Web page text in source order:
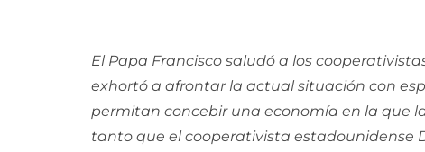
El Papa Francisco saludó a los
exhortó a afrontar la actual situación con
permitan concebir una economía en la que
tanto que el cooperativista estadounidense